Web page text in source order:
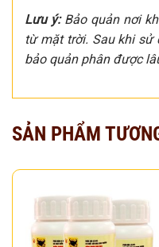
Lưu ý: Bảo quản nơi
từ mặt trời. Sau khi sử
bảo quản phân được
SẢN PHẨM